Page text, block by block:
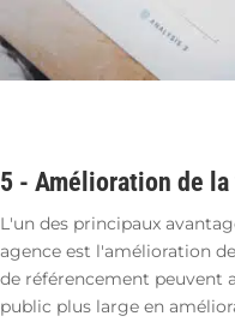
5 - Amélioration de
L'un des principaux
agence est l'amélioration
de référencement peuvent
public plus large en